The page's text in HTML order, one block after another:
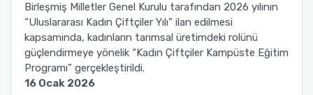
Birleşmiş Milletler Genel Kurulu tarafından 2026 yılının
“Uluslararası Kadın Çiftçiler Yılı” ilan edilmesi
kapsamında, kadınların tarımsal üretimdeki rolünü
güçlendirmeye yönelik “Kadın Çiftçiler Kampüste Eğitim
Programı” gerçekleştirildi.
16 Ocak 2026